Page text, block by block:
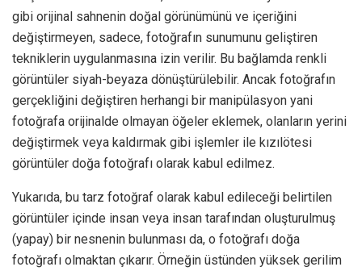
gibi orijinal sahnenin doğal görünümünü ve içeriğini
değiştirmeyen, sadece, fotoğrafın sunumunu geliştiren
tekniklerin uygulanmasına izin verilir. Bu bağlamda renkli
görüntüler siyah-beyaza dönüştürülebilir. Ancak fotoğrafın
gerçekliğini değiştiren herhangi bir manipülasyon yani
fotoğrafa orijinalde olmayan öğeler eklemek, olanların yerini
değiştirmek veya kaldırmak gibi işlemler ile kızılötesi
görüntüler doğa fotoğrafı olarak kabul edilmez.
Yukarıda, bu tarz fotoğraf olarak kabul edileceği belirtilen
görüntüler içinde insan veya insan tarafından oluşturulmuş
(yapay) bir nesnenin bulunması da, o fotoğrafı doğa
fotoğrafı olmaktan çıkarır. Örneğin üstünden yüksek gerilim